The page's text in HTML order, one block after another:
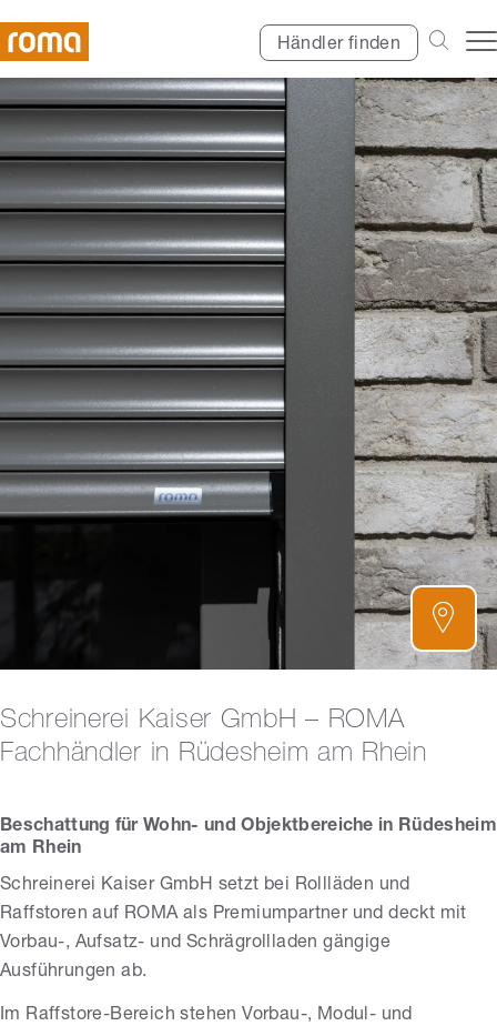
Händler finden
Schreinerei Kaiser GmbH – ROMA
Fachhändler in Rüdesheim am Rhein
Beschattung für Wohn- und Objektbereiche in Rüdesheim
am Rhein
Schreinerei Kaiser GmbH setzt bei Rollläden und
Raffstoren auf ROMA als Premiumpartner und deckt mit
Vorbau-, Aufsatz- und Schrägrollladen gängige
Ausführungen ab.
Im Raffstore-Bereich stehen Vorbau-, Modul- und